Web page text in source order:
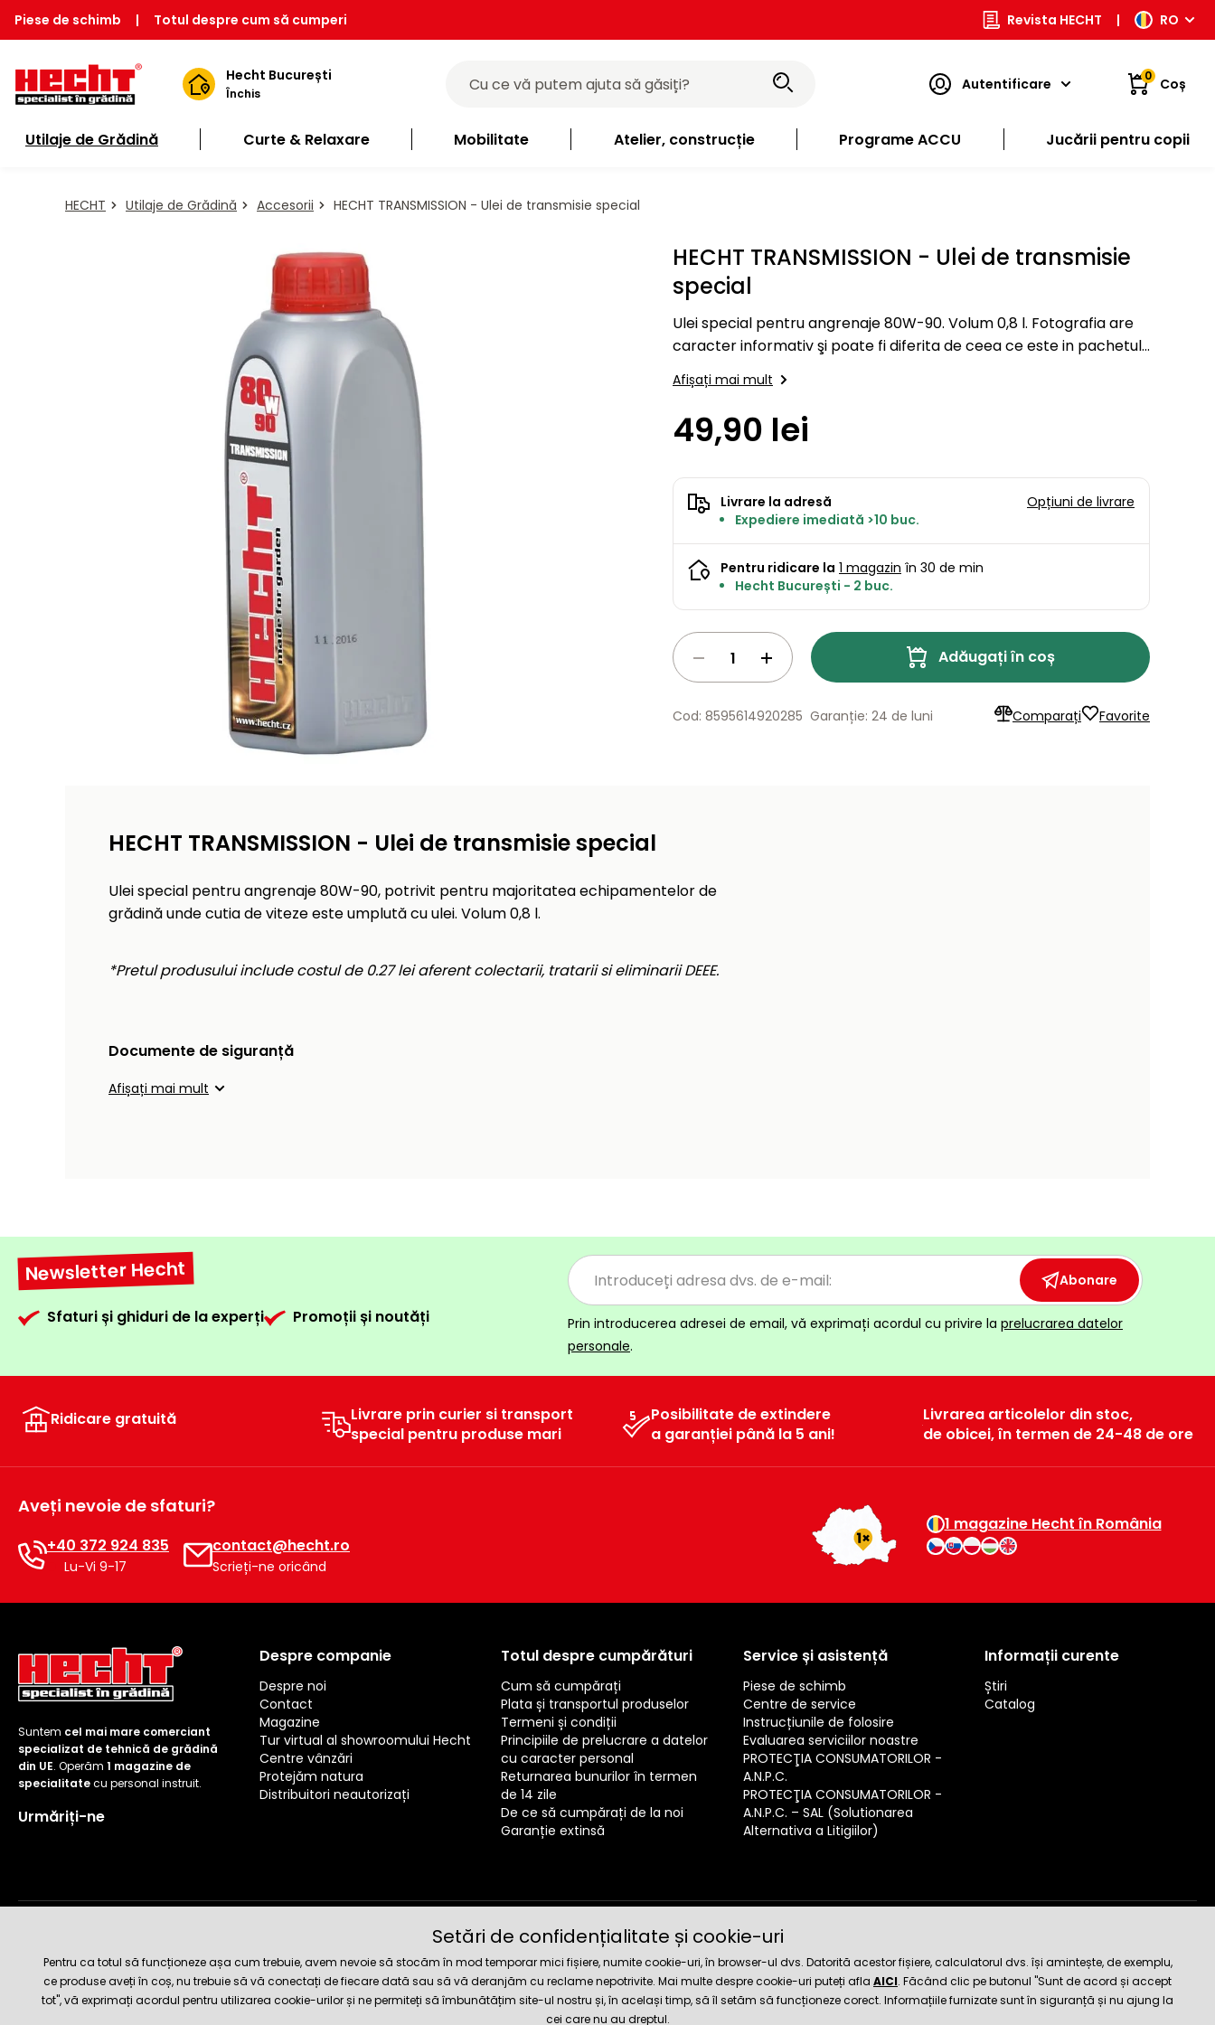
Piese de schimb | Totul despre cum să cumperi Revista HECHT | RO
Hecht București
Închis
Autentificare 0 Coș
Utilaje de Grădină Curte & Relaxare Mobilitate Atelier, construcție Programe ACCU Jucării pentru copii
HECHT Utilaje de Grădină Accesorii HECHT TRANSMISSION - Ulei de transmisie special
HECHT TRANSMISSION - Ulei de transmisie
special
Ulei special pentru angrenaje 80W-90. Volum 0,8 l. Fotografia are
caracter informativ şi poate fi diferita de ceea ce este in pachetul
Afișați mai mult
49,90 lei
Livrare la adresă
Expediere imediată >10 buc.
Opțiuni de livrare
Pentru ridicare la 1 magazin în 30 de min
Hecht București - 2 buc.
Adăugați în coș
Comparați Favorite
Cod: 8595614920285 Garanție: 24 de luni
HECHT TRANSMISSION - Ulei de transmisie special
Ulei special pentru angrenaje 80W-90, potrivit pentru majoritatea echipamentelor de
grădină unde cutia de viteze este umplută cu ulei. Volum 0,8 l.
*Pretul produsului include costul de 0.27 lei aferent colectarii, tratarii si eliminarii DEEE.
Documente de siguranță
Afișați mai mult
Newsletter Hecht
Sfaturi și ghiduri de la experți Promoții și noutăți
Abonare
Prin introducerea adresei de email, vă exprimați acordul cu privire la prelucrarea datelor
personale.
Ridicare gratuită
Livrare prin curier si transport
special pentru produse mari
Posibilitate de extindere
a garanției până la 5 ani!
Livrarea articolelor din stoc,
de obicei, în termen de 24-48 de ore
Aveți nevoie de sfaturi?
+40 372 924 835
Lu-Vi 9-17
contact@hecht.ro
Scrieți-ne oricând
1 magazine Hecht în România
Suntem cel mai mare comerciant
specializat de tehnică de grădină
din UE. Operăm 1 magazine de
specialitatecu personal instruit.
Urmăriți-ne
Despre companie
Despre noi
Contact
Magazine
Tur virtual al showroomului Hecht
Centre vânzări
Protejăm natura
Distribuitori neautorizați
Totul despre cumpărături
Cum să cumpărați
Plata și transportul produselor
Termeni și condiții
Principiile de prelucrare a datelor
cu caracter personal
Returnarea bunurilor în termen
de 14 zile
De ce să cumpărați de la noi
Garanție extinsă
Service și asistență
Piese de schimb
Centre de service
Instrucțiunile de folosire
Evaluarea serviciilor noastre
PROTECŢIA CONSUMATORILOR -
A.N.P.C.
PROTECŢIA CONSUMATORILOR -
A.N.P.C. – SAL (Solutionarea
Alternativa a Litigiilor)
Informații curente
Știri
Catalog
Metode de livrare și plată Magazin de încredere
Setări de confidențialitate și cookie-uri
Pentru ca totul să funcționeze așa cum trebuie, avem nevoie să stocăm în mod temporar mici fișiere, numite cookie-uri, în browser-ul dvs. Datorită acestor fișiere, calculatorul dvs. își amintește, de exemplu,
ce produse aveți în coș, nu trebuie să vă conectați de fiecare dată sau să vă deranjăm cu reclame nepotrivite. Mai multe despre cookie-uri puteți afla AICI. Făcând clic pe butonul "Sunt de acord și accept
tot", vă exprimați acordul pentru utilizarea cookie-urilor și ne permiteți să îmbunătățim site-ul nostru și, în același timp, să îl setăm să funcționeze corect. Informațiile furnizate sunt în siguranță și nu ajung la
cei care nu au dreptul.